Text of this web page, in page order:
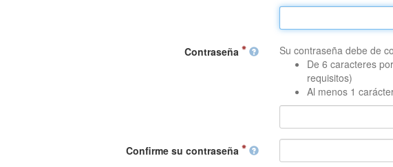
Contraseña
Su contraseña debe de
De 6 caracteres
requisitos)
Al menos 1
Confirme su contraseña